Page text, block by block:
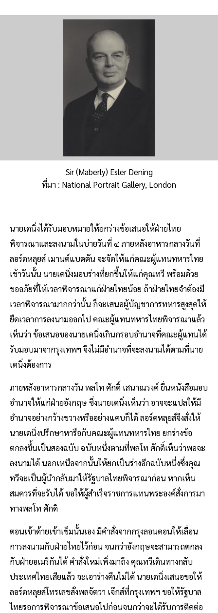
Sir (Maberly) Esler Dening
ที่มา : National Portrait Gallery, London
นายเดนิ่งได้รับมอบหมายให้ยกร่างข้อเสนอให้ฝ่ายไทย
พิจารณาและลงนามในบ่ายวันที่ ๔ ภายหลังอาหารกลางวันที่
ลอร์ดหลุยส์ เมานต์แบตตัน จะจัดให้แก่คณะผู้แทนทหารไทย
เช้าวันนั้น นายเดนิ่งมอบร่างที่ยกขึ้นให้แก่คุณทวี พร้อมด้วย
ขออภัยที่ให้เวลาพิจารณาแก่ฝ่ายไทยน้อย ถ้าฝ่ายไทยจำต้องมี
เวลาพิจารณามากกว่านั้น ก็จะเสนอผู้บัญชาการทหารสูงสุดให้
ยืดเวลาการลงนามออกไป คณะผู้แทนทหารไทยพิจารณาแล้ว
เห็นว่า ข้อเสนอของนายเดนิ่งเกินกรอบอำนาจที่คณะผู้แทนได้
รับมอบมาจากรุงเทพฯ จึงไม่มีอำนาจที่จะลงนามได้ตามที่นาย
เดนิ่งต้องการ
ภายหลังอาหารกลางวัน พลโท ศักดิ์ เสนาณรงค์ ยื่นหนังสือมอบ
อำนาจให้แก่ฝ่ายอังกฤษ ซึ่งนายเดนิ่งเห็นว่า อาจจะแปลให้มี
อำนาจอย่างกว้างขวางหรืออย่างแคบก็ได้ ลอร์ดหลุยส์จึงสั่งให้
นายเดนิ่งปรึกษาหารือกับคณะผู้แทนทหารไทย ยกร่างข้อ
ตกลงขึ้นเป็นสองฉบับ ฉบับหนึ่งตามที่พลโท ศักดิ์เห็นว่าพอจะ
ลงนามได้ นอกเหนือจากนั้นให้ยกเป็นร่างอีกฉบับหนึ่งซึ่งคุณ
ทวีจะเป็นผู้นำกลับมาให้รัฐบาลไทยพิจารณาก่อน หากเห็น
สมควรที่จะรับได้ ขอให้ผู้สำเร็จราชการแทนพระองค์สั่งการมา
ทางพลโท ศักดิ
ตอนเข้าด้ายเข้าเข็มนั้นเอง มีคำสั่งจากกรุงลอนดอนให้เลื่อน
การลงนามกับฝ่ายไทยไว้ก่อน จนกว่าอังกฤษจะสามารถตกลง
กับฝ่ายอเมริกันได้ คำสั่งใหม่เพิ่งมาถึง คุณทวีเดินทางกลับ
ประเทศไทยเสียแล้ว จะเอาร่างคืนไม่ได้ นายเดนิ่งเสนอขอให้
ลอร์ดหลุยส์โทรเลขสั่งพลจัตวา เจ๊กส์ที่กรุงเทพฯ ขอให้รัฐบาล
ไทยรอการพิจารณาข้อเสนอไปก่อนจนกว่าจะได้รับการติดต่อ